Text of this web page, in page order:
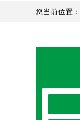
您当前位置：